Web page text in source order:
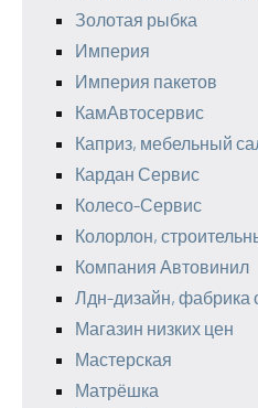
Золотая рыбка
Империя
Империя пакетов
КамАвтосервис
Каприз, мебельный
Кардан Сервис
Колесо-Сервис
Колорлон,
Компания Автовинил
Лдн-дизайн, фабрика
Магазин низких цен
Мастерская
Матрёшка